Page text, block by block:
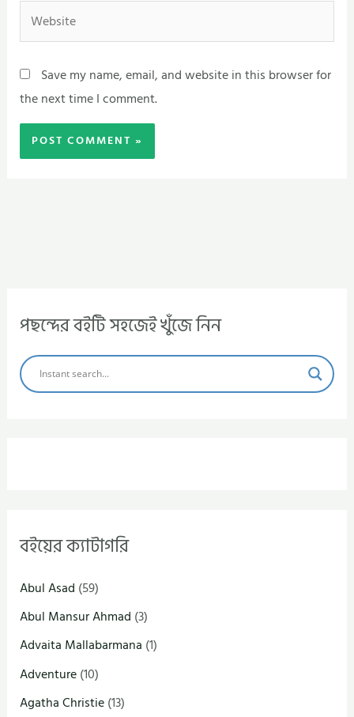
Website
Save my name, email, and website in this browser for
the next time I comment.
পছন্দের বইটি সহজেই খুঁজে নিন
বইয়ের ক্যাটাগরি
Abul Asad (59)
Abul Mansur Ahmad (3)
Advaita Mallabarmana (1)
Adventure(10)
Agatha Christie(13)